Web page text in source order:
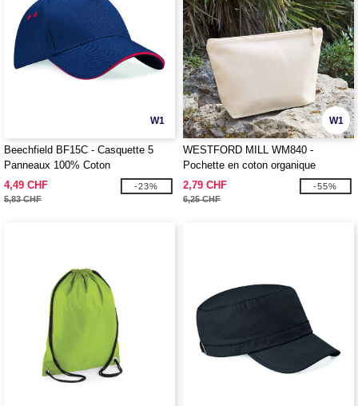
W1
Beechfield BF15C - Casquette 5
Panneaux 100% Coton
4,49 CHF
5,83 CHF
-23%
W1
WESTFORD MILL WM840 -
Pochette en coton organique
2,79 CHF
6,25 CHF
-55%